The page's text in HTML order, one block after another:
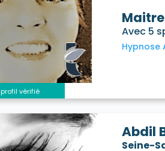
profil vérifié
Avec 5
Hypnose
Abdil
Seine-